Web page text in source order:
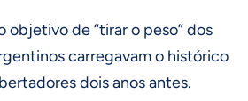
objetivo de “tirar o peso” dos
carregavam o histórico
dois anos antes.